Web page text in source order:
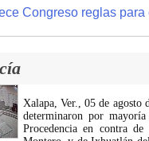
Congreso reglas
Xalapa, Ver., 05 de
determinaron por
Procedencia en contra